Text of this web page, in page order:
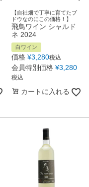
【自社畑で丁寧に育てたブ
ドウなのにこの価格！】
飛鳥ワイン シャルド
ネ 2024
白ワイン
価格 ¥3,280税込
会員特別価格 ¥3,280
税込
カートに入れる